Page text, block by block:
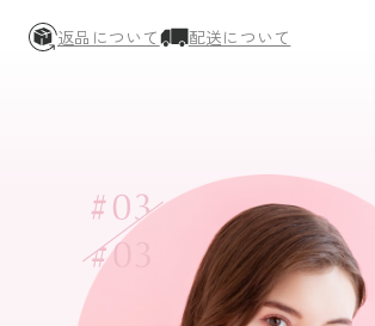
返品について 配送について